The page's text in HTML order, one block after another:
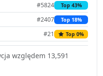
#5824 Top 43%
#2407 Top 18%
#21 Top 0%
względem 13,591